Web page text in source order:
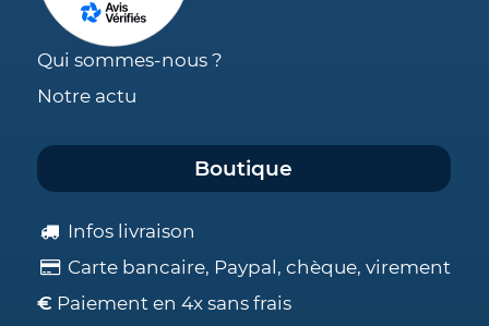
Qui sommes-nous ?
Notre actu
Boutique
Infos livraison
Carte bancaire, Paypal, chèque, virement
€ Paiement en 4x sans frais